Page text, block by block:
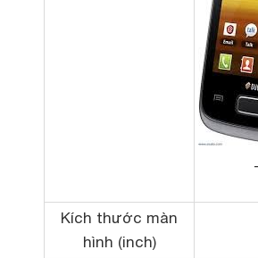
Kích thước màn
hình (inch)